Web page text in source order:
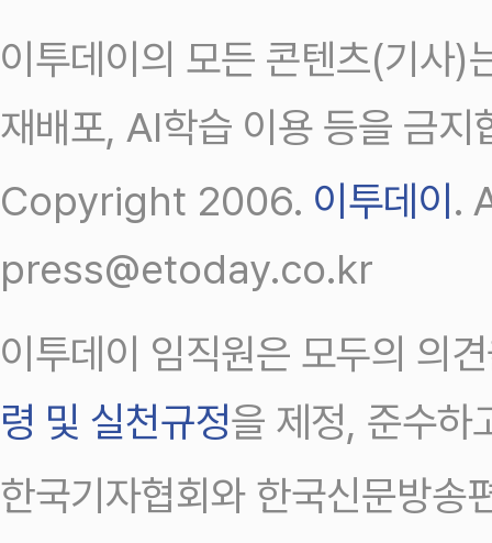
이투데이의 모든 콘텐츠(기사)
재배포, AI학습 이용 등을 금지
Copyright 2006. 이투데이.
press@etoday.co.kr
이투데이 임직원은 모두의 의
령 및 실천규정을 제정, 준수하
한국기자협회와 한국신문방송